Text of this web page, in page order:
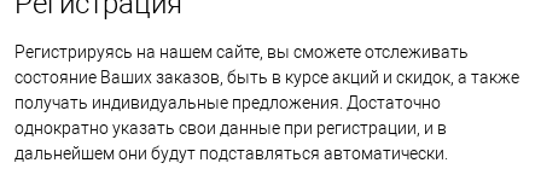
Регистрируясь на нашем сайте, вы сможете отслеживать
состояние Ваших заказов, быть в курсе акций и скидок, а также
получать индивидуальные предложения. Достаточно
однократно указать свои данные при регистрации, и в
дальнейшем они будут подставляться автоматически.